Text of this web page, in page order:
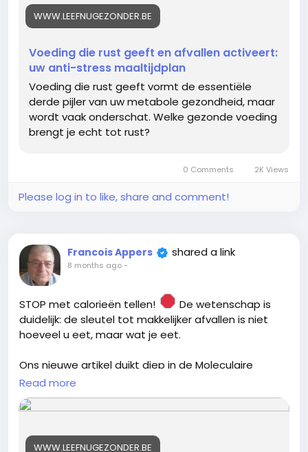
De 10 Voeding die Rust Geeft (échte Cortisol-
blokkers!).
Hoe u Tryptofaan en Magnesium strategisch
inzet voor betere slaap en kalmte.
Het exacte eetvenster dat uw vetverbranding
activeert zonder extra stress.
Klaar om de vicieuze cirkel van stress en opslag te
doorbreken? Klik hier en begin vandaag nog met
https://www.leefnugezonder.be/voeding-die-rust-
geeft-en-afvallen-activeert-uw-anti-stress-
maaltijdplan/
#VoedingDieRustGeeft#AntiStressVoeding
#CortisolBlokkers #MindBody
#ontspanning
WWW.LEEFNUGEZONDER.BE
Voeding die rust geeft en afvallen activeert:
uw anti-stress maaltijdplan
Voeding die rust geeft vormt de essentiële
derde pijler van uw metabole gezondheid, maar
wordt vaak onderschat. Welke gezonde voeding
brengt je echt tot rust?
0 Comments 2K Views
Please log in to like, share and comment!
Francois Appers shared a link
8 months ago-
STOP met calorieën tellen!
De wetenschap is
duidelijk: de sleutel tot makkelijker afvallen is niet
hoeveel u eet, maar wat je eet.
Ons nieuwe artikel duikt diep in de Moleculaire
Keuken en bewijst waarom u met de juiste keuzes
uw lichaam dwingt om vet te verbranden.
die:
Read more
WWW.LEEFNUGEZONDER.BE